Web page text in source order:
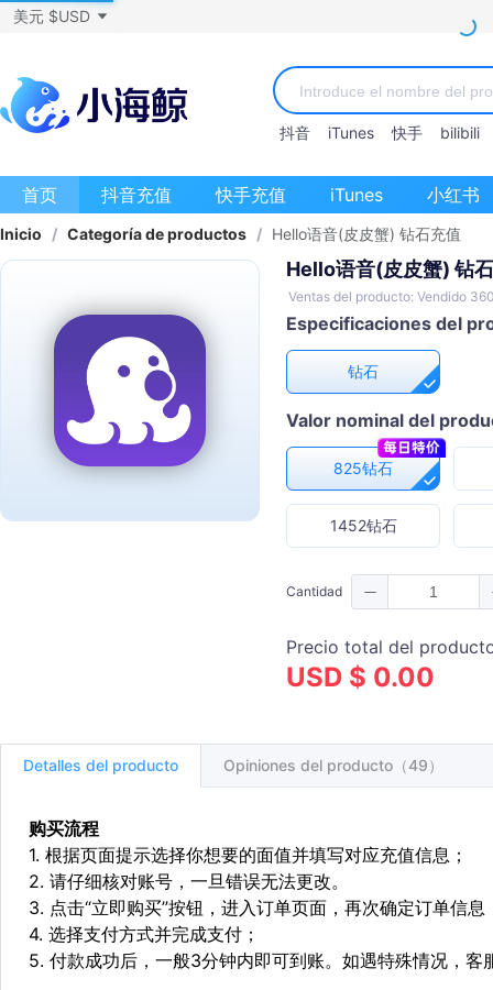
美元 $USD
抖音 iTunes 快手 bilibili
首页 抖音充值 快手充值 iTunes 小红书
Inicio / Categoría de productos / Hello语音(皮皮蟹) 钻石充值
Hello语音(皮皮蟹) 钻
Ventas del producto: Vendido
Especificaciones del
钻石
Valor nominal del
825钻石
1452钻石
Cantidad
Precio total del
USD $ 0.00
Detalles del producto Opiniones del producto（49）
购买流程
1. 根据页面提示选择你想要的面值并填写对应充值信息；
2. 请仔细核对账号，一旦错误无法更改。
3. 点击“立即购买”按钮，进入订单页面，再次确定订单信息
4. 选择支付方式并完成支付；
5. 付款成功后，一般3分钟内即可到账。如遇特殊情况，